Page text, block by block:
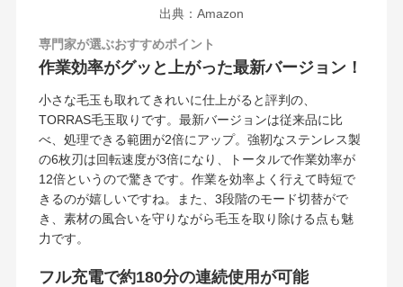
出典：Amazon
専門家が選ぶおすすめポイント
作業効率がグッと上がった最新バージョン！
小さな毛玉も取れてきれいに仕上がると評判の、
TORRAS毛玉取りです。最新バージョンは従来品に比
べ、処理できる範囲が2倍にアップ。強靭なステンレス製
の6枚刃は回転速度が3倍になり、トータルで作業効率が
12倍というので驚きです。作業を効率よく行えて時短で
きるのが嬉しいですね。また、3段階のモード切替がで
き、素材の風合いを守りながら毛玉を取り除ける点も魅
力です。
フル充電で約180分の連続使用が可能